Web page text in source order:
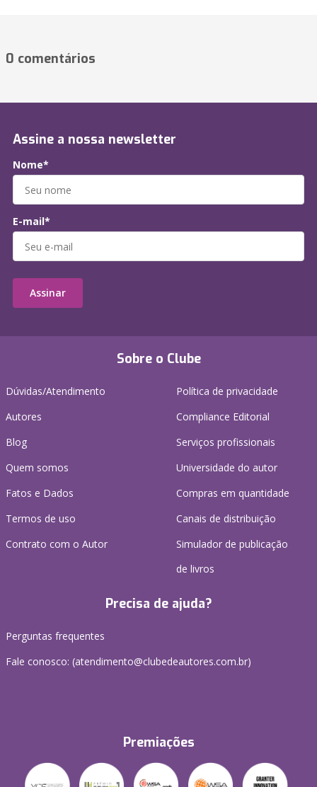
0 comentários
Sobre o Clube
Dúvidas/Atendimento
Autores
Blog
Quem somos
Fatos e Dados
Termos de uso
Contrato com o Autor
Política de privacidade
Compliance Editorial
Serviços profissionais
Universidade do autor
Compras em quantidade
Canais de distribuição
Simulador de publicação
de livros
Precisa de ajuda?
Perguntas frequentes
Fale conosco: (atendimento@clubedeautores.com.br)
Premiações
Assine a nossa newsletter
Nome*
E-mail*
Assinar